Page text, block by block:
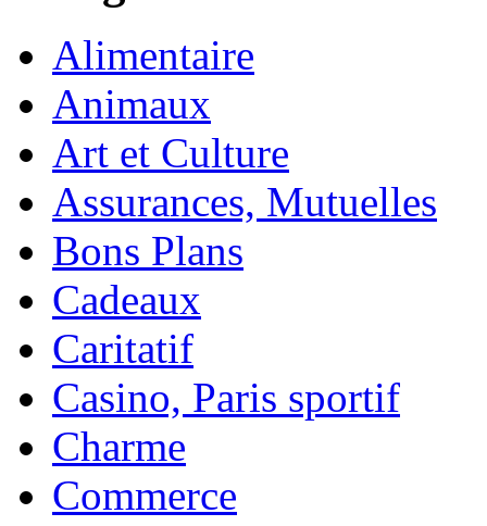
Alimentaire
Animaux
Art et Culture
Assurances, Mutuelles
Bons Plans
Cadeaux
Caritatif
Casino, Paris sportif
Charme
Commerce